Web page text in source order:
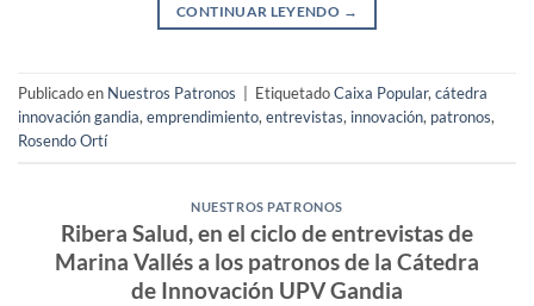
CONTINUAR LEYENDO →
Publicado en Nuestros Patronos EtiquetadoCaixa Popular, cátedra
innovación gandia, emprendimiento, entrevistas, innovación, patronos,
Rosendo Ortí
NUESTROS PATRONOS
Ribera Salud, en el ciclo de entrevistas de
Marina Vallés a los patronos de la Cátedra
de Innovación UPV Gandia